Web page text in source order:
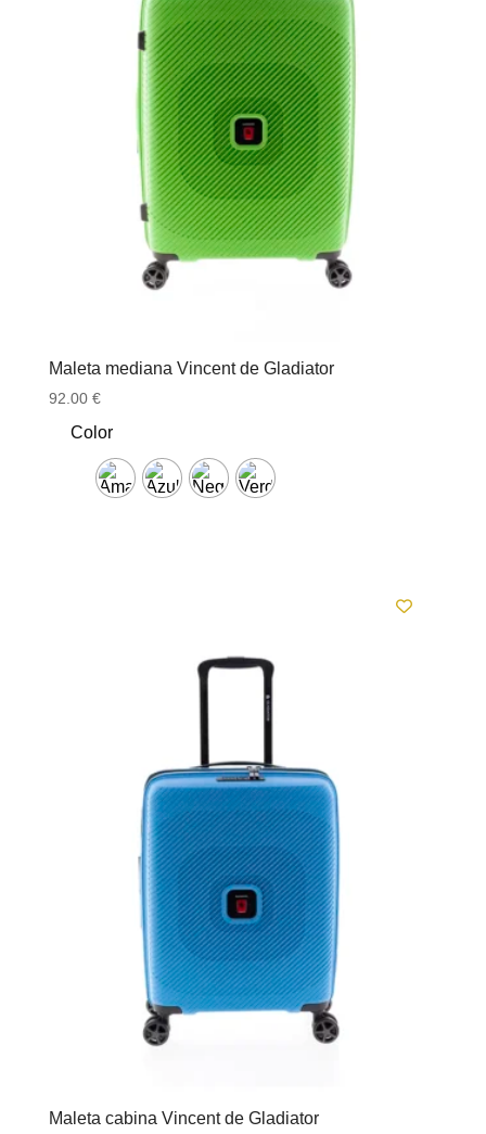
Maleta mediana Vincent de Gladiator
92.00 €
Color
Maleta cabina Vincent de Gladiator